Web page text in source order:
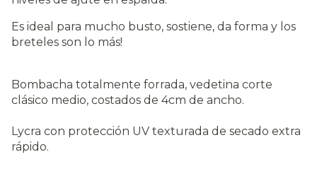
Es ideal para mucho busto, sostiene, da forma y los
breteles son lo más!
Bombacha totalmente forrada, vedetina corte
clásico medio, costados de 4cm de ancho.
Lycra con protección UV texturada de secado extra
rápido.